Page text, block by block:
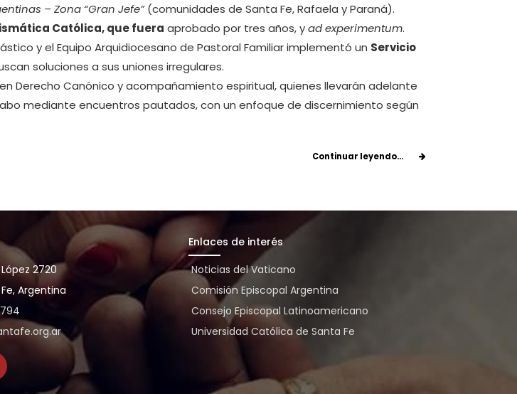
– Zona “Gran Jefe”(comunidades de Santa Fe, Rafaela y Paraná).
Católica, que fuera aprobado por tres años, yad experimentum.
y el Equipo Arquidiocesano de Pastoral Familiar implementó un Servicio
soluciones a sus uniones irregulares.
Derecho Canónico y acompañamiento espiritual, quienes llevarán adelante
mediante encuentros pautados, con un enfoque de discernimiento según
Continuar leyendo...
2720
Argentina
Enlaces de interés
Noticias del Vaticano
Comisión Episcopal Argentina
Consejo Episcopal Latinoamericano
Universidad Católica de Santa Fe